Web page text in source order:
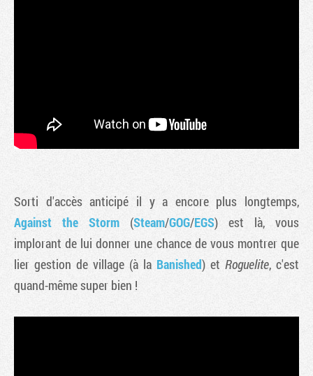
Sorti d'accès anticipé il y a encore plus longtemps,
Against the Storm (Steam/GOG/EGS) est là, vous
implorant de lui donner une chance de vous montrer que
lier gestion de village (à la Banished) et Roguelite, c'est
quand-même super bien !